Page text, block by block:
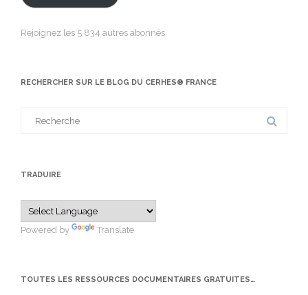
Rejoignez les 5 834 autres abonnés
RECHERCHER SUR LE BLOG DU CERHES® FRANCE
TRADUIRE
Powered by Translate
TOUTES LES RESSOURCES DOCUMENTAIRES GRATUITES…